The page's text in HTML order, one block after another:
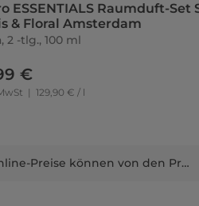
ESSENTIALS Raumduft-Set
& Floral Amsterdam
2 -tlg., 100 ml
€
| 129,90 € / l
Online-Preise können von den Preisen in Filialen sowie Shop-in-Shop-Flächen abweichen.